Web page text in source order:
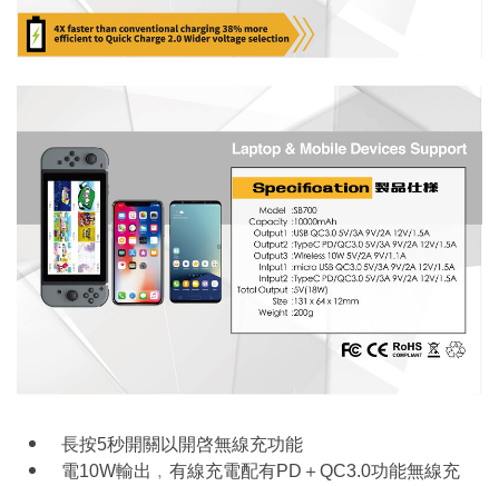
長按5秒開關以開啓無線充功能
電10W輸出﹐有線充電配有PD＋QC3.0功能無線充